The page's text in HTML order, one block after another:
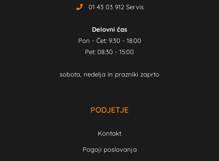
01 43 03 912 Servis
Delovni čas
Pon - Čet: 9:30 - 18:00
Pet: 08:30 - 15:00
sobota, nedelja in prazniki zaprto
PODJETJE
Kontakt
Pogoji poslovanja